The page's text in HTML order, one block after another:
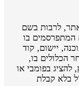
לרבות בשם
בו
יישום, קוד
בו,
בפומבי או
קבלת